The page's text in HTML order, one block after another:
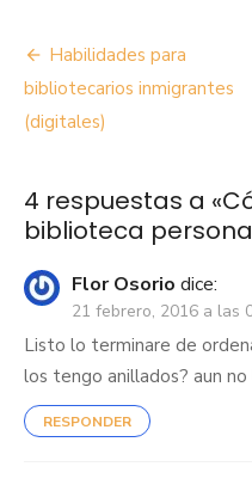
Navegación
de
entradas
Habilidades para
bibliotecarios inmigrantes
(digitales)
4 respuestas a «
biblioteca
Flor Osorio dice:
21 febrero, 2016 a las
Listo lo terminare de
los tengo anillados? aun no
RESPONDER